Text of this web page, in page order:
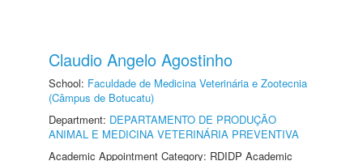
Claudio Angelo Agostinho
School: Faculdade de Medicina Veterinária e Zootecnia
(Câmpus de Botucatu)
Department: DEPARTAMENTO DE PRODUÇÃO
ANIMAL E MEDICINA VETERINÁRIA PREVENTIVA
Academic Appointment Category: RDIDP Academic